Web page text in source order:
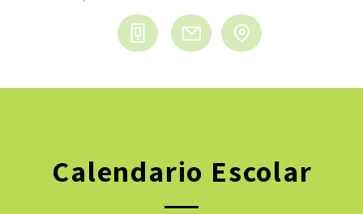
Calendario Escolar